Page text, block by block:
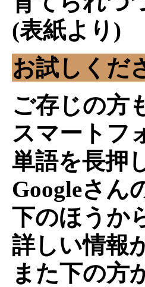
(表紙より)
お試しくだ
ご存じの方
スマートフ
単語を長押
Googleさん
下のほうか
詳しい情報
また下の方